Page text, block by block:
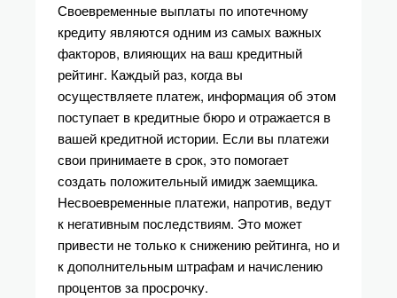
Своевременные выплаты по ипотечному
кредиту являются одним из самых важных
факторов, влияющих на ваш кредитный
рейтинг. Каждый раз, когда вы
осуществляете платеж, информация об этом
поступает в кредитные бюро и отражается в
вашей кредитной истории. Если вы платежи
свои принимаете в срок, это помогает
создать положительный имидж заемщика.
Несвоевременные платежи, напротив, ведут
к негативным последствиям. Это может
привести не только к снижению рейтинга, но и
к дополнительным штрафам и начислению
процентов за просрочку.